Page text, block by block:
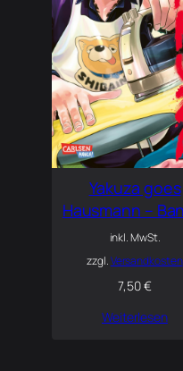
Yakuza goes
Hausmann –
inkl. MwSt.
zzgl.Versandkosten
7,50€
Weiterlesen